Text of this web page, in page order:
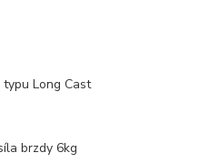
Long Cast
brzdy 6kg